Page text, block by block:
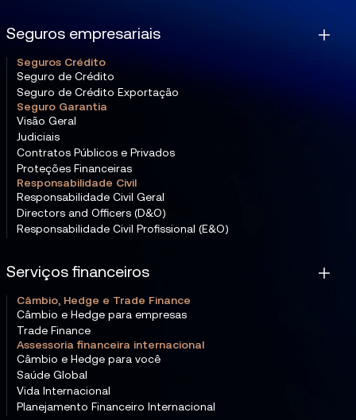
Seguros empresariais
Seguros Crédito
Seguro de Crédito
Seguro de Crédito Exportação
Seguro Garantia
Visão Geral
Judiciais
Contratos Públicos e Privados
Proteções Financeiras
Responsabilidade Civil
Responsabilidade Civil Geral
Directors and Officers (D&O)
Responsabilidade Civil Profissional (E&O)
Serviços financeiros
Câmbio, Hedge e Trade Finance
Câmbio e Hedge para empresas
Trade Finance
Assessoria financeira internacional
Câmbio e Hedge para você
Saúde Global
Vida Internacional
Planejamento Financeiro Internacional